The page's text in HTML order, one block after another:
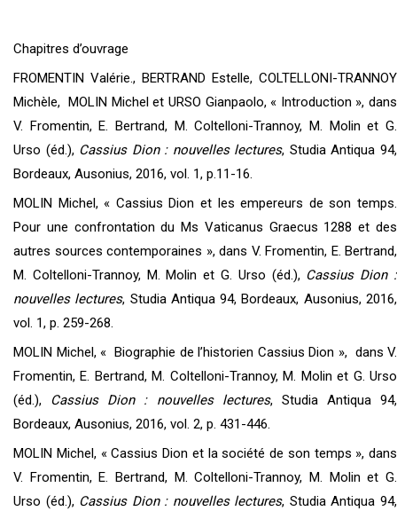
Chapitres d’ouvrage
FROMENTIN Valérie., BERTRAND Estelle, COLTELLONI-TRANNOY
Michèle, MOLIN Michel et URSO Gianpaolo, « Introduction », dans
V. Fromentin, E. Bertrand, M. Coltelloni-Trannoy, M. Molin et G.
Urso (éd.), Cassius Dion : nouvelles lectures, Studia Antiqua 94,
Bordeaux, Ausonius, 2016, vol. 1, p.11-16.
MOLIN Michel, « Cassius Dion et les empereurs de son temps.
Pour une confrontation du Ms Vaticanus Graecus 1288 et des
autres sources contemporaines », dans V. Fromentin, E. Bertrand,
M. Coltelloni-Trannoy, M. Molin et G. Urso (éd.), Cassius Dion :
nouvelles lectures, Studia Antiqua 94, Bordeaux, Ausonius, 2016,
vol. 1, p. 259-268.
MOLIN Michel, « Biographie de l’historien Cassius Dion », dans V.
Fromentin, E. Bertrand, M. Coltelloni-Trannoy, M. Molin et G. Urso
(éd.), Cassius Dion : nouvelles lectures, Studia Antiqua 94,
Bordeaux, Ausonius, 2016, vol. 2, p. 431-446.
MOLIN Michel, « Cassius Dion et la société de son temps », dans
V. Fromentin, E. Bertrand, M. Coltelloni-Trannoy, M. Molin et G.
Urso (éd.), Cassius Dion : nouvelles lectures, Studia Antiqua 94,